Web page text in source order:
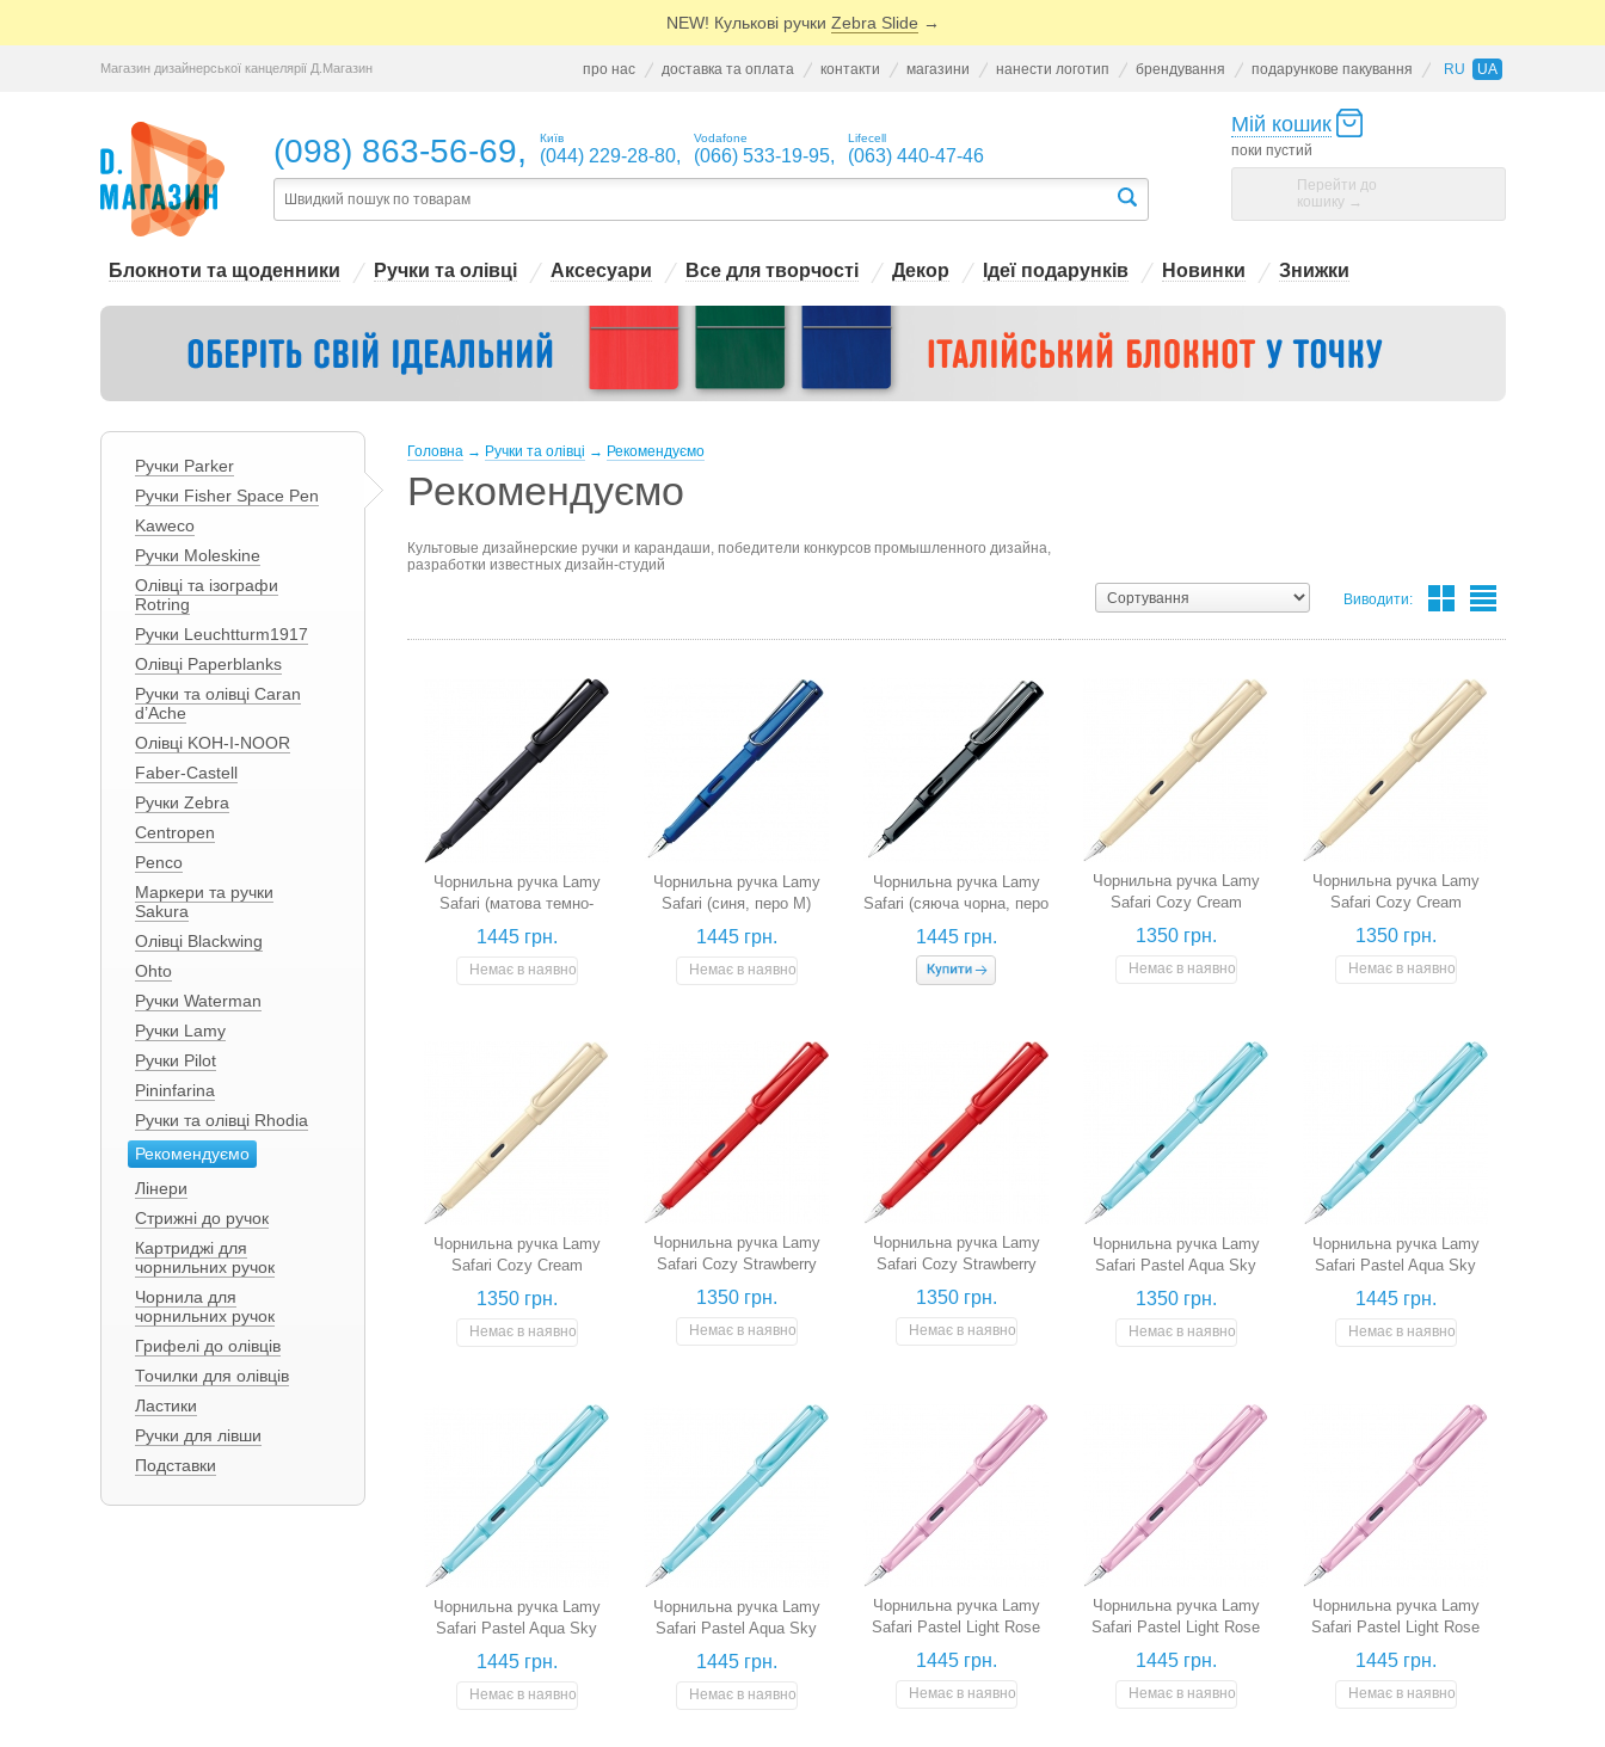
NEW! Кулькові ручки Zebra Slide →
Магазин дизайнерської канцелярії Д.Магазин про нас доставка та оплата контакти магазини нанести логотип брендування подарункове пакування RU UA
(098) 863-56-69, Київ
(044) 229-28-80,
Vodafone
(066) 533-19-95,
Lifecell
(063) 440-47-46
Мій кошик
поки пустий
Перейти до
кошику →
Блокноти та щоденники Ручки та олівці Аксесуари Все для творчості Декор Ідеї подарунків Новинки Знижки
Ручки Parker
Ручки Fisher Space Pen
Kaweco
Ручки Moleskine
Олівці та ізографи
Rotring
Ручки Leuchtturm1917
Олівці Paperblanks
Ручки та олівці Caran
d’Ache
Олівці KOH-I-NOOR
Faber-Castell
Ручки Zebra
Centropen
Penco
Маркери та ручки
Sakura
Олівці Blackwing
Ohto
Ручки Waterman
Ручки Lamy
Ручки Pilot
Pininfarina
Ручки та олівці Rhodia
Рекомендуємо
Лінери
Стрижні до ручок
Картриджі для
чорнильних ручок
Чорнила для
чорнильних ручок
Грифелі до олівців
Точилки для олівців
Ластики
Ручки для лівши
Подставки
Головна → Ручки та олівці → Рекомендуємо
Рекомендуємо
Культовые дизайнерские ручки и карандаши, победители конкурсов промышленного дизайна,
разработки известных дизайн-студий
Виводити:
Чорнильна ручка Lamy
Safari (матова темно-
синя, перо M)
1445 грн.
Немає в наявності
Чорнильна ручка Lamy
Safari (синя, перо M)
1445 грн.
Немає в наявності
Чорнильна ручка Lamy
Safari (сяюча чорна, перо
F)
1445 грн.
Чорнильна ручка Lamy
Safari Cozy Cream
(кремова, перо EF)
1350 грн.
Немає в наявності
Чорнильна ручка Lamy
Safari Cozy Cream
(кремова, перо F)
1350 грн.
Немає в наявності
Чорнильна ручка Lamy
Safari Cozy Cream
(кремова, перо M)
1350 грн.
Немає в наявності
Чорнильна ручка Lamy
Safari Cozy Strawberry
(полунична, перо EF)
1350 грн.
Немає в наявності
Чорнильна ручка Lamy
Safari Cozy Strawberry
(полунична, перо M)
1350 грн.
Немає в наявності
Чорнильна ручка Lamy
Safari Pastel Aqua Sky
(аквамарин, перо EF)
1350 грн.
Немає в наявності
Чорнильна ручка Lamy
Safari Pastel Aqua Sky
(аквамарин, перо F)
1445 грн.
Немає в наявності
Чорнильна ручка Lamy
Safari Pastel Aqua Sky
(аквамарин, перо M)
1445 грн.
Немає в наявності
Чорнильна ручка Lamy
Safari Pastel Aqua Sky
(для шульги, аквамарин,
перо LH)
1445 грн.
Немає в наявності
Чорнильна ручка Lamy
Safari Pastel Light Rose
(для шульги, світло-
рожева, перо LH)
1445 грн.
Немає в наявності
Чорнильна ручка Lamy
Safari Pastel Light Rose
(світло-рожева, перо F)
1445 грн.
Немає в наявності
Чорнильна ручка Lamy
Safari Pastel Light Rose
(світло-рожева, перо M)
1445 грн.
Немає в наявності